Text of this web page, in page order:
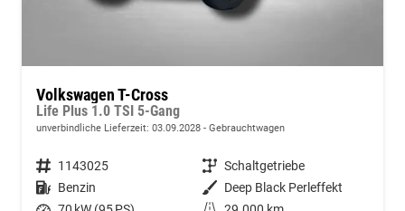
Volkswagen T-Cross
Life Plus 1.0 TSI 5-Gang
unverbindliche Lieferzeit: 03.09.2028 Gebrauchtwagen
Fahrzeugnummer 1143025 Getriebe Schaltgetriebe
Kraftstoff Benzin Außenfarbe Deep Black Perleffekt